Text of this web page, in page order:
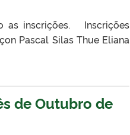
as inscrições. Inscrições
Pascal Silas Thue Eliana
de Outubro de